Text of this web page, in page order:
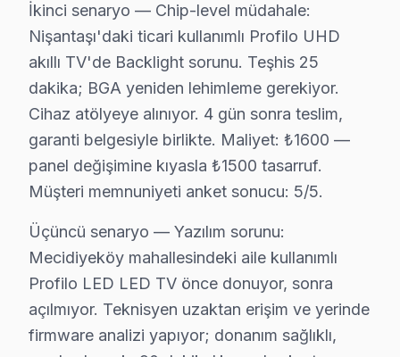
Esentepe Mahallesi'nde, Profilo ekran arızaları
Eskişehir'de Profilo TV Servisi
Eskişehir Mahallesi, Profilo televizyonunuz tamir
Feriköy'de Profilo TV Servisi
Feriköy Mahallesi, Profilo televizyonunuz'lerde sıkça
Fulya'da Profilo TV Servisi
Fulya Mahallesi'nde, Profilo ekran'lerde en yaygın
Gülbahar'da Profilo TV Servisi
Gülbahar Mahallesi'nde, Profilo televizyon tamirleri
İkinci senaryo — Chip-level müdahale:
Nişantaşı'daki ticari kullanımlı Profilo UHD
akıllı TV'de Backlight sorunu. Teşhis 25
dakika; BGA yeniden lehimleme gerekiyor.
Cihaz atölyeye alınıyor. 4 gün sonra teslim,
garanti belgesiyle birlikte. Maliyet: ₺1600 —
panel değişimine kıyasla ₺1500 tasarruf.
Müşteri memnuniyeti anket sonucu: 5/5.
Üçüncü senaryo — Yazılım sorunu:
Mecidiyeköy mahallesindeki aile kullanımlı
Profilo LED LED TV önce donuyor, sonra
açılmıyor. Teknisyen uzaktan erişim ve yerinde
firmware analizi yapıyor; donanım sağlıklı,